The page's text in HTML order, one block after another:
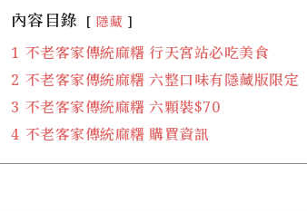
內容目錄 隱藏
1 不老客家傳統麻糬 行天宮站必吃美食
2 不老客家傳統麻糬 六整口味有隱藏版限定
3 不老客家傳統麻糬 六顆裝$70
4 不老客家傳統麻糬 購買資訊